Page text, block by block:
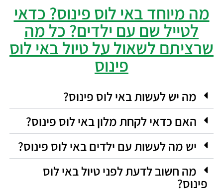
מה מיוחד באי לוס פינוס? כדאי
לטייל שם עם ילדים? כל מה
שרציתם לשאול על טיול באי לוס
פינוס
מה יש לעשות באי לוס פינוס?
האם כדאי לקחת מלון באי לוס פינוס?
יש מה לעשות עם ילדים באי לוס פינוס?
מה חשוב לדעת לפני טיול באי לוס
פינוס?